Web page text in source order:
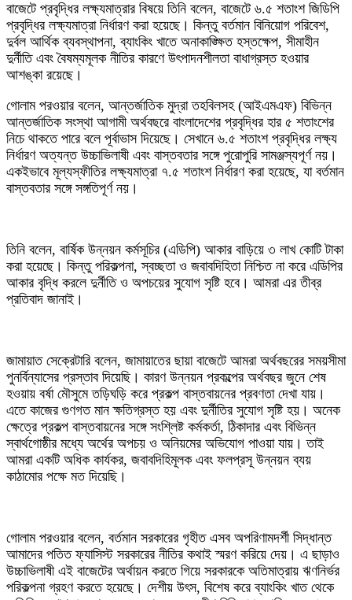
বাজেটে প্রবৃদ্ধির লক্ষ্যমাত্রার বিষয়ে তিনি বলেন, বাজেটে ৬.৫ শতাংশ জিডিপি
প্রবৃদ্ধির লক্ষ্যমাত্রা নির্ধারণ করা হয়েছে। কিন্তু বর্তমান বিনিয়োগ পরিবেশ,
দুর্বল আর্থিক ব্যবস্থাপনা, ব্যাংকিং খাতে অনাকাঙ্ক্ষিত হস্তক্ষেপ, সীমাহীন
দুর্নীতি এবং বৈষম্যমূলক নীতির কারণে উৎপাদনশীলতা বাধাগ্রস্ত হওয়ার
আশঙ্কা রয়েছে।
গোলাম পরওয়ার বলেন, আন্তর্জাতিক মুদ্রা তহবিলসহ (আইএমএফ) বিভিন্ন
আন্তর্জাতিক সংস্থা আগামী অর্থবছরে বাংলাদেশের প্রবৃদ্ধির হার ৫ শতাংশের
নিচে থাকতে পারে বলে পূর্বাভাস দিয়েছে। সেখানে ৬.৫ শতাংশ প্রবৃদ্ধির লক্ষ্য
নির্ধারণ অত্যন্ত উচ্চাভিলাষী এবং বাস্তবতার সঙ্গে পুরোপুরি সামঞ্জস্যপূর্ণ নয়।
একইভাবে মূল্যস্ফীতির লক্ষ্যমাত্রা ৭.৫ শতাংশ নির্ধারণ করা হয়েছে, যা বর্তমান
বাস্তবতার সঙ্গে সঙ্গতিপূর্ণ নয়।
তিনি বলেন, বার্ষিক উন্নয়ন কর্মসূচির (এডিপি) আকার বাড়িয়ে ৩ লাখ কোটি টাকা
করা হয়েছে। কিন্তু পরিকল্পনা, স্বচ্ছতা ও জবাবদিহিতা নিশ্চিত না করে এডিপির
আকার বৃদ্ধি করলে দুর্নীতি ও অপচয়ের সুযোগ সৃষ্টি হবে। আমরা এর তীব্র
প্রতিবাদ জানাই।
জামায়াত সেক্রেটারি বলেন, জামায়াতের ছায়া বাজেটে আমরা অর্থবছরের সময়সীমা
পুনর্বিন্যাসের প্রস্তাব দিয়েছি। কারণ উন্নয়ন প্রকল্পের অর্থবছর জুনে শেষ
হওয়ায় বর্ষা মৌসুমে তড়িঘড়ি করে প্রকল্প বাস্তবায়নের প্রবণতা দেখা যায়।
এতে কাজের গুণগত মান ক্ষতিগ্রস্ত হয় এবং দুর্নীতির সুযোগ সৃষ্টি হয়। অনেক
ক্ষেত্রে প্রকল্প বাস্তবায়নের সঙ্গে সংশ্লিষ্ট কর্মকর্তা, ঠিকাদার এবং বিভিন্ন
স্বার্থগোষ্ঠীর মধ্যে অর্থের অপচয় ও অনিয়মের অভিযোগ পাওয়া যায়। তাই
আমরা একটি অধিক কার্যকর, জবাবদিহিমূলক এবং ফলপ্রসূ উন্নয়ন ব্যয়
কাঠামোর পক্ষে মত দিয়েছি।
গোলাম পরওয়ার বলেন, বর্তমান সরকারের গৃহীত এসব অপরিণামদর্শী সিদ্ধান্ত
আমাদের পতিত ফ্যাসিস্ট সরকারের নীতির কথাই স্মরণ করিয়ে দেয়। এ ছাড়াও
উচ্চাভিলাষী এই বাজেটের অর্থায়ন করতে গিয়ে সরকারকে অতিমাত্রায় ঋণনির্ভর
পরিকল্পনা গ্রহণ করতে হয়েছে। দেশীয় উৎস, বিশেষ করে ব্যাংকিং খাত থেকে